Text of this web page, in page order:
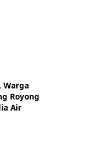
Warga
Royong
Air